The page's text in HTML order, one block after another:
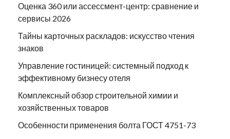
Оценка 360 или ассессмент-центр: сравнение и
сервисы 2026
Тайны карточных раскладов: искусство чтения
знаков
Управление гостиницей: системный подход к
эффективному бизнесу отеля
Комплексный обзор строительной химии и
хозяйственных товаров
Особенности применения болта ГОСТ 4751-73